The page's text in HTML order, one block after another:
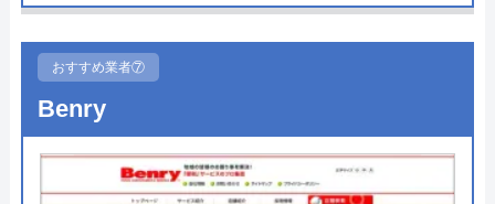
イチバン水道のクチコミ on
※クチコミの内容について
●定休日 年中無休
●累計実績
みんなの水道屋さんがおすすめの理由
おすすめ業者⑦
Benry